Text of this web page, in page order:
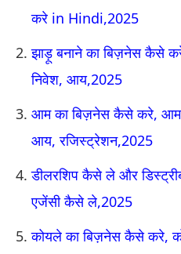
करे in Hindi,2025
झाड़ू बनाने का बिज़नेस कैसे
निवेश, आय,2025
आम का बिज़नेस कैसे करे, आम
आय, रजिस्ट्रेशन,2025
डीलरशिप कैसे ले और
एजेंसी कैसे ले,2025
कोयले का बिज़नेस कैसे करे,